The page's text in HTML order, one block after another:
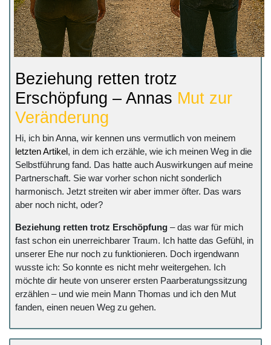
Beziehung retten trotz
Erschöpfung – Annas Mut zur
Veränderung
Hi, ich bin Anna, wir kennen uns vermutlich von meinem
letzten Artikel, in dem ich erzähle, wie ich meinen Weg in die
Selbstführung fand. Das hatte auch Auswirkungen auf meine
Partnerschaft. Sie war vorher schon nicht sonderlich
harmonisch. Jetzt streiten wir aber immer öfter. Das wars
aber noch nicht, oder?
Beziehung retten trotz Erschöpfung– das war für mich
fast schon ein unerreichbarer Traum. Ich hatte das Gefühl, in
unserer Ehe nur noch zu funktionieren. Doch irgendwann
wusste ich: So konnte es nicht mehr weitergehen. Ich
möchte dir heute von unserer ersten Paarberatungssitzung
erzählen – und wie mein Mann Thomas und ich den Mut
fanden, einen neuen Weg zu gehen.